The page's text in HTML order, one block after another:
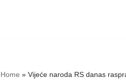
Home » Vijeće naroda RS danas